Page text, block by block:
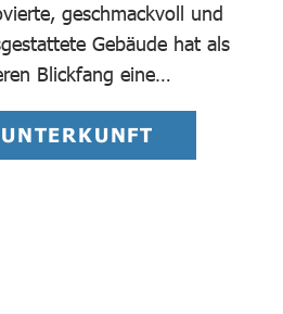
geschmackvoll und
Gebäude hat als
Blickfang eine…